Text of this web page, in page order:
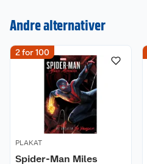
Andre alternativer
2 for 100
PLAKAT
Spider-Man Miles
Om oss
Nyheter
Våre butikker
Våre merkevarer
Coop kjeder
Kontakt oss
Angre- og returrett
Reklamasjon og garanti
Ofte stilte spørsmål
Betalingsalternativer